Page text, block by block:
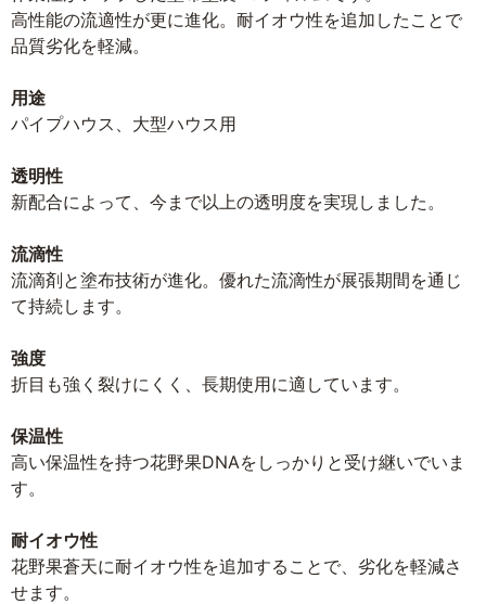
高性能の流適性が更に進化。耐イオウ性を追加したことで
品質劣化を軽減。
用途
パイプハウス、大型ハウス用
透明性
新配合によって、今まで以上の透明度を実現しました。
流滴性
流滴剤と塗布技術が進化。優れた流滴性が展張期間を通じ
て持続します。
強度
折目も強く裂けにくく、長期使用に適しています。
保温性
高い保温性を持つ花野果DNAをしっかりと受け継いでいま
す。
耐イオウ性
花野果蒼天に耐イオウ性を追加することで、劣化を軽減さ
せます。